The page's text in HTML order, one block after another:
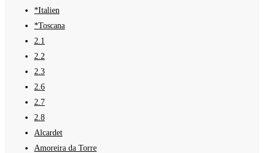
*Italien
*Toscana
2.1
2.2
2.3
2.6
2.7
2.8
Alcardet
Amoreira da Torre